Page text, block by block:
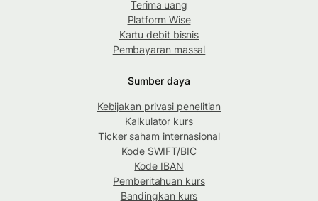
Terima uang
Platform Wise
Kartu debit bisnis
Pembayaran massal
Sumber daya
Kebijakan privasi penelitian
Kalkulator kurs
Ticker saham internasional
Kode SWIFT/BIC
Kode IBAN
Pemberitahuan kurs
Bandingkan kurs